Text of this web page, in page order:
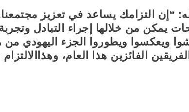
يمكن من خلالها إجراء التبادل
ويعكسوا ويطوروا الجزء اليهودي من
الفائزين هذا العام، وهذاالالتزام